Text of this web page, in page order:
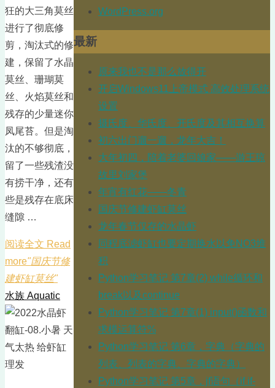
狂的大三角莫丝
进行了彻底修
剪，淘汰式的修
建，保留了水晶
莫丝、珊瑚莫
丝、火焰莫丝和
残存的少量迷你
凤尾苔。但是淘
汰的不够彻底，
留了一些残渣没
有捞干净，还有
些是残存在底床
缝隙 …
阅读全文 Read
more"国庆节修
建虾缸莫丝"
水族 Aquatic
WordPress.org
最新
原来我也不是那么放得开
开启Windows11上帝模式 高效处理系统
设置
摄氏度、华氏度、开氏度及其相互换算
初六出门遛一遛，龙年大吉！
大年初四，陪着老婆回娘家——游王琼
故里刘家堡
年宵有红花——冬青
国庆节修建虾缸莫丝
龙年春节仅存的水晶虾
同程底滤虾缸也要定期换水以免NO3堆
积
Python学习笔记 第7章(2) while循环和
break以及continue
Python学习笔记 第7章(1) input()函数和
求模运算符%
Python学习笔记 第6章，字典（字典的
列表、列表的字典、字典的字典）
Python学习笔记 第5章，jf语句（if if-